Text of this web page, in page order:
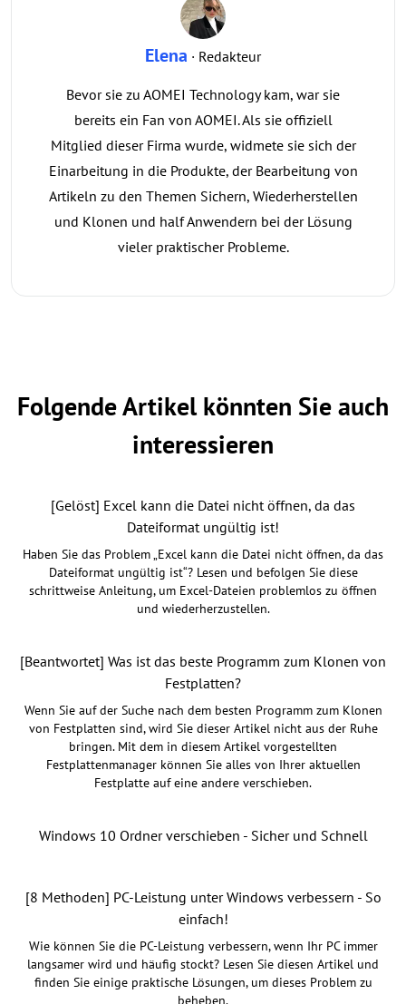
Elena · Redakteur
Bevor sie zu AOMEI Technology kam, war sie
bereits ein Fan von AOMEI. Als sie offiziell
Mitglied dieser Firma wurde, widmete sie sich der
Einarbeitung in die Produkte, der Bearbeitung von
Artikeln zu den Themen Sichern, Wiederherstellen
und Klonen und half Anwendern bei der Lösung
vieler praktischer Probleme.
Folgende Artikel könnten Sie auch
interessieren
[Gelöst] Excel kann die Datei nicht öffnen, da das
Dateiformat ungültig ist!
Haben Sie das Problem „Excel kann die Datei nicht öffnen, da das
Dateiformat ungültig ist“? Lesen und befolgen Sie diese
schrittweise Anleitung, um Excel-Dateien problemlos zu öffnen
und wiederherzustellen.
[Beantwortet] Was ist das beste Programm zum Klonen von
Festplatten?
Wenn Sie auf der Suche nach dem besten Programm zum Klonen
von Festplatten sind, wird Sie dieser Artikel nicht aus der Ruhe
bringen. Mit dem in diesem Artikel vorgestellten
Festplattenmanager können Sie alles von Ihrer aktuellen
Festplatte auf eine andere verschieben.
Windows 10 Ordner verschieben - Sicher und Schnell
[8 Methoden] PC-Leistung unter Windows verbessern - So
einfach!
Wie können Sie die PC-Leistung verbessern, wenn Ihr PC immer
langsamer wird und häufig stockt? Lesen Sie diesen Artikel und
finden Sie einige praktische Lösungen, um dieses Problem zu
beheben.